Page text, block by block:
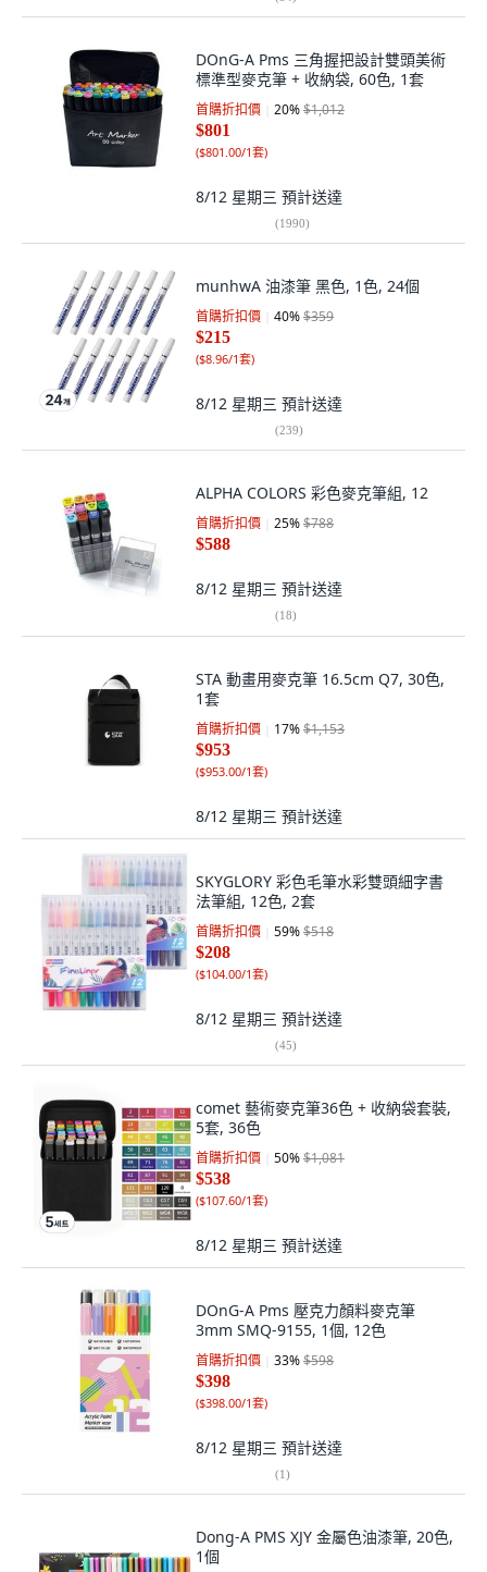
DOnG-A Pms 三角握把設計雙頭美術
標準型麥克筆 + 收納袋, 60色, 1套
首購折扣價 20%$1,012
$801
($801.00/1套)
8/12 星期三 預計送達
(1990)
munhwA 油漆筆 黑色, 1色, 24個
首購折扣價 40%$359
$215
($8.96/1套)
8/12 星期三 預計送達
(239)
ALPHA COLORS 彩色麥克筆組, 12
首購折扣價 25%$788
$588
8/12 星期三 預計送達
(18)
STA 動畫用麥克筆 16.5cm Q7, 30色,
1套
首購折扣價 17%$1,153
$953
($953.00/1套)
8/12 星期三 預計送達
SKYGLORY 彩色毛筆水彩雙頭細字書
法筆組, 12色, 2套
首購折扣價 59%$518
$208
($104.00/1套)
8/12 星期三 預計送達
(45)
comet 藝術麥克筆36色 + 收納袋套裝,
5套, 36色
首購折扣價 50%$1,081
$538
($107.60/1套)
8/12 星期三 預計送達
DOnG-A Pms 壓克力顏料麥克筆
3mm SMQ-9155, 1個, 12色
首購折扣價 33%$598
$398
($398.00/1套)
8/12 星期三 預計送達
(1)
Dong-A PMS XJY 金屬色油漆筆, 20色,
1個